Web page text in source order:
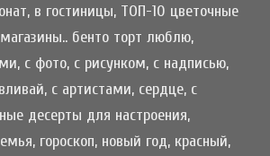
в гостиницы, ТОП-10 цветочные
бенто торт люблю,
с фото, с рисунком, с надписью,
с артистами, сердце, с
десерты для настроения,
гороскоп, новый год, красный,